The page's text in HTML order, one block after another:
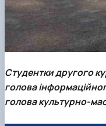
Студентки другого
голова
голова культурно-